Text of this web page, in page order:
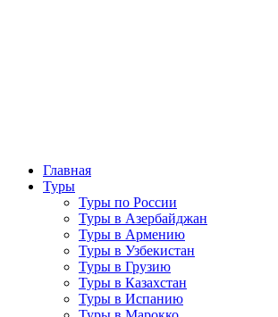
Главная
Туры
Туры по России
Туры в Азербайджан
Туры в Армению
Туры в Узбекистан
Туры в Грузию
Туры в Казахстан
Туры в Испанию